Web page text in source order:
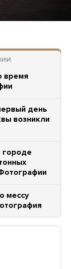
время
день
возникли
городе
мессу